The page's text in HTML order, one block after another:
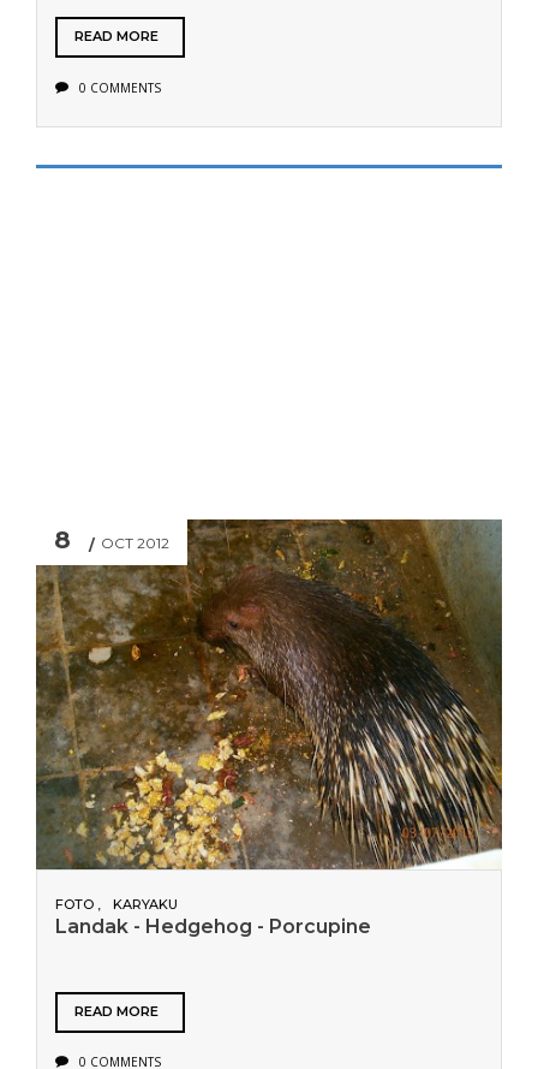
READ MORE
0 COMMENTS
8 OCT 2012
FOTO KARYAKU
Landak - Hedgehog - Porcupine
READ MORE
0 COMMENTS